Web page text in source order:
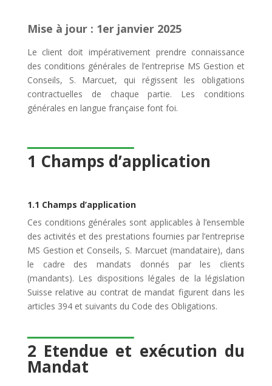
Mise à jour : 1er janvier 2025
Le client doit impérativement prendre connaissance
des conditions générales de l’entreprise MS Gestion et
Conseils, S. Marcuet, qui régissent les obligations
contractuelles de chaque partie. Les conditions
générales en langue française font foi.
1 Champs d’application
1.1 Champs d’application
Ces conditions générales sont applicables à l’ensemble
des activités et des prestations fournies par l’entreprise
MS Gestion et Conseils, S. Marcuet (mandataire), dans
le cadre des mandats donnés par les clients
(mandants). Les dispositions légales de la législation
Suisse relative au contrat de mandat figurent dans les
articles 394 et suivants du Code des Obligations.
2 Etendue et exécution du
Mandat